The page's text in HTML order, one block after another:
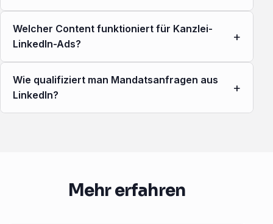
Welcher Content funktioniert für Kanzlei-
LinkedIn-Ads?
+
Wie qualifiziert man Mandatsanfragen aus
LinkedIn?
+
Mehr erfahren